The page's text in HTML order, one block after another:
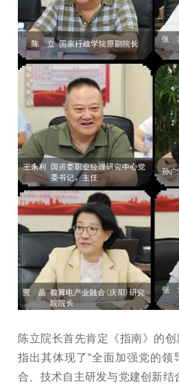
陈立院长首先肯定《指南》的创
指出其体现了“全面加强党的领
合、技术自主研发与党建创新结